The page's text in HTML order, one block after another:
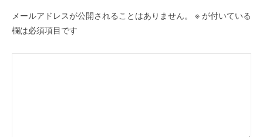
メールアドレスが公開されることはありません。 ※ が付いている
欄は必須項目です